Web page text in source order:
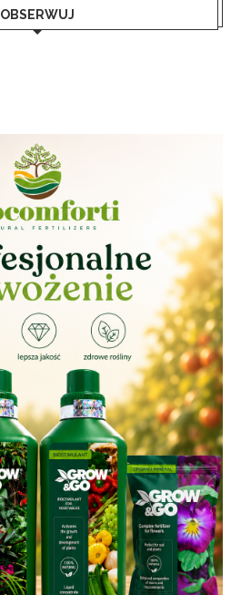
OBSERWUJ